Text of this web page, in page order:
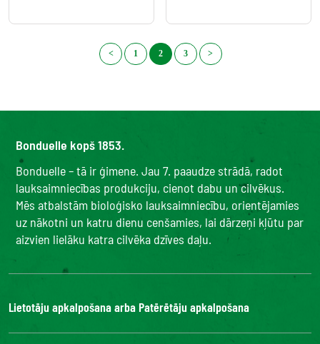
< 1 2 3 >
Bonduelle kopš 1853.
Bonduelle – tā ir ģimene. Jau 7. paaudze strādā, radot
lauksaimniecības produkciju, cienot dabu un cilvēkus.
Mēs atbalstām bioloģisko lauksaimniecību, orientējamies
uz nākotni un katru dienu cenšamies, lai dārzeņi kļūtu par
aizvien lielāku katra cilvēka dzīves daļu.
Lietotāju apkalpošana arba Patērētāju apkalpošana
Bonduelle Food Service